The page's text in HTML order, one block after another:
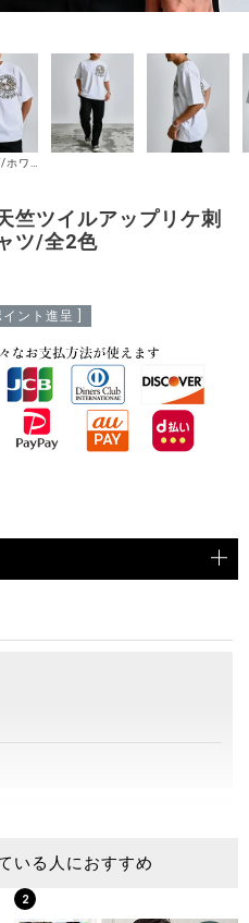
竺ツイルアップリケ刺
ツ/全2色
ント進呈 ]
いる人におすすめ
2